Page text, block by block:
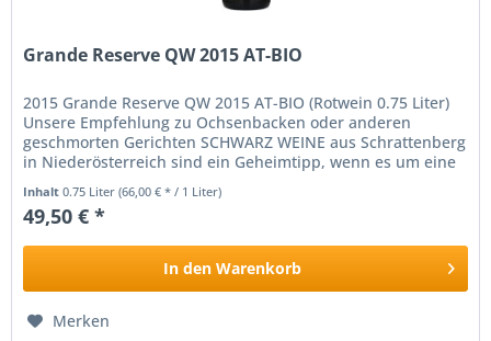
Grande Reserve QW 2015 AT-BIO
2015 Grande Reserve QW 2015 AT-BIO (Rotwein 0.75 Liter)
Unsere Empfehlung zu Ochsenbacken oder anderen
geschmorten Gerichten SCHWARZ WEINE aus Schrattenberg
in Niederösterreich sind ein Geheimtipp, wenn es um eine
besondere Qualität...
Inhalt0.75 Liter(66,00 € * / 1 Liter)
49,50 € *
In den Warenkorb
Merken